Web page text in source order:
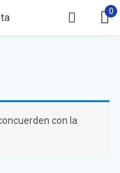
0
con la